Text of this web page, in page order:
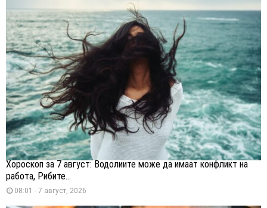
Хороскоп за 7 август: Водолиите може да имаат конфликт на
работа, Рибите...
08:01 - 7 август, 2026